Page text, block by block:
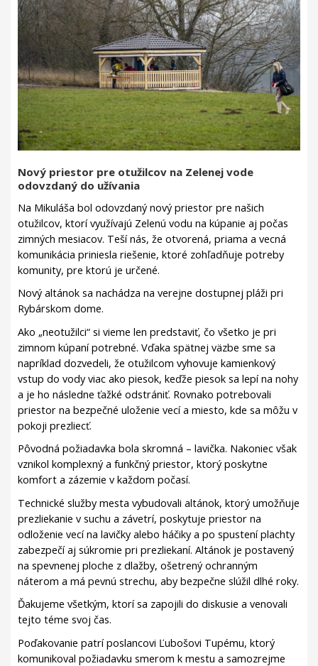
Nový priestor pre otužilcov na Zelenej vode
odovzdaný do užívania
Na Mikuláša bol odovzdaný nový priestor pre našich
otužilcov, ktorí využívajú Zelenú vodu na kúpanie aj počas
zimných mesiacov. Teší nás, že otvorená, priama a vecná
komunikácia priniesla riešenie, ktoré zohľadňuje potreby
komunity, pre ktorú je určené.
Nový altánok sa nachádza na verejne dostupnej pláži pri
Rybárskom dome.
Ako „neotužilci“ si vieme len predstaviť, čo všetko je pri
zimnom kúpaní potrebné. Vďaka spätnej väzbe sme sa
napríklad dozvedeli, že otužilcom vyhovuje kamienkový
vstup do vody viac ako piesok, keďže piesok sa lepí na nohy
a je ho následne ťažké odstrániť. Rovnako potrebovali
priestor na bezpečné uloženie vecí a miesto, kde sa môžu v
pokoji prezliecť.
Pôvodná požiadavka bola skromná – lavička. Nakoniec však
vznikol komplexný a funkčný priestor, ktorý poskytne
komfort a zázemie v každom počasí.
Technické služby mesta vybudovali altánok, ktorý umožňuje
prezliekanie v suchu a závetrí, poskytuje priestor na
odloženie vecí na lavičky alebo háčiky a po spustení plachty
zabezpečí aj súkromie pri prezliekaní. Altánok je postavený
na spevnenej ploche z dlažby, ošetrený ochranným
náterom a má pevnú strechu, aby bezpečne slúžil dlhé roky.
Ďakujeme všetkým, ktorí sa zapojili do diskusie a venovali
tejto téme svoj čas.
Poďakovanie patrí poslan­covi Ľubošovi Tupému, ktorý
komunikoval požiadavku smerom k mestu a samozrejme